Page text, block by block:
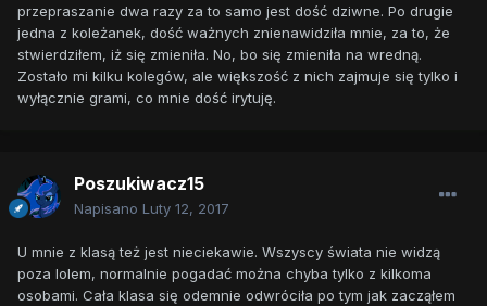
przepraszanie dwa razy za to samo jest dość dziwne. Po drugie
jedna z koleżanek, dość ważnych znienawidziła mnie, za to, że
stwierdziłem, iż się zmieniła. No, bo się zmieniła na wredną.
Zostało mi kilku kolegów, ale większość z nich zajmuje się tylko i
wyłącznie grami, co mnie dość irytuję.
Poszukiwacz15
Napisano Luty 12, 2017
U mnie z klasą też jest nieciekawie. Wszyscy świata nie widzą
poza lolem, normalnie pogadać można chyba tylko z kilkoma
osobami. Cała klasa się odemnie odwróciła po tym jak zacząłem